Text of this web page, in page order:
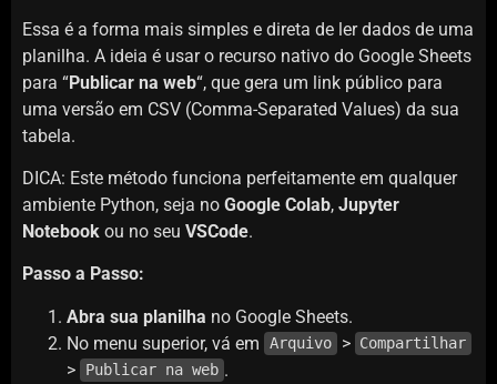
Essa é a forma mais simples e direta de ler dados de uma
planilha. A ideia é usar o recurso nativo do Google Sheets
para “Publicar na web“, que gera um link público para
uma versão em CSV (Comma-Separated Values) da sua
tabela.
DICA: Este método funciona perfeitamente em qualquer
ambiente Python, seja no Google Colab, Jupyter
Notebook ou no seu VSCode.
Passo a Passo:
Abra sua planilha no Google Sheets.
No menu superior, vá em
Arquivo > Compartilhar
> Publicar na web .